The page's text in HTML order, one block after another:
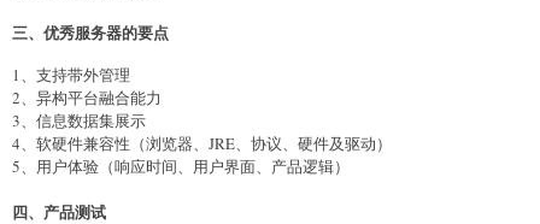
三、优秀服务器的要点
1、支持带外管理
2、异构平台融合能力
3、信息数据集展示
4、软硬件兼容性（浏览器、JRE、协议、硬件及驱动）
5、用户体验（响应时间、用户界面、产品逻辑）
四、产品测试